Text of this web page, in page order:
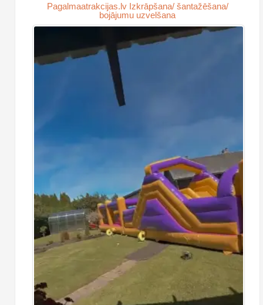
Pagalmaatrakcijas.lv Izkrāpšana/ šantažēšana/
bojājumu uzvelšana